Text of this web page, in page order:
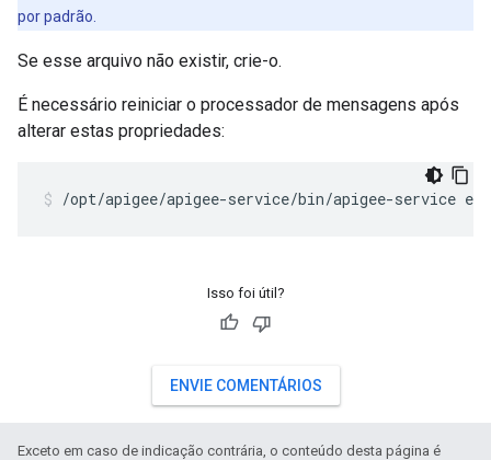
por padrão.
Se esse arquivo não existir, crie-o.
É necessário reiniciar o processador de mensagens após
alterar estas propriedades:
/opt/apigee/apigee-service/bin/apigee-service
Isso foi útil?
ENVIE COMENTÁRIOS
Exceto em caso de indicação contrária, o conteúdo desta página é